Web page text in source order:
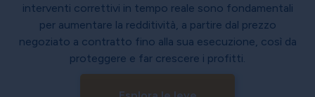
interventi correttivi in tempo reale sono fondamentali
per aumentare la redditività, a partire dal prezzo
negoziato a contratto fino alla sua esecuzione, così da
proteggere e far crescere i profitti.